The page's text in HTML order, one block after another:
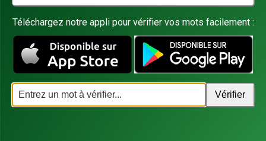
Téléchargez notre appli pour vérifier vos mots facilement :